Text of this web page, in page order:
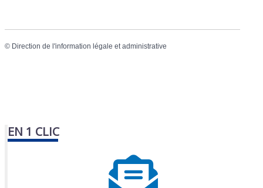
© Direction de l'information légale et administrative
EN 1 CLIC